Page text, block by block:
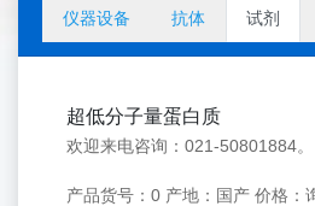
仪器设备 抗体 试剂
超低分子量蛋白质
产品货号：0 产地：国产 价格：